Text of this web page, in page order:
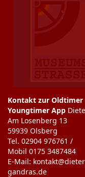
Kontakt zur Oldtimer
Youngtimer App
Am Losenberg 13
59939 Olsberg
Tel. 02904 976761 /
Mobil 0175 3487484
E-Mail:
gandras.de